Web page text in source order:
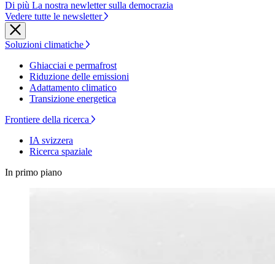
Di più La nostra newletter sulla democrazia
Vedere tutte le newsletter
Soluzioni climatiche
Ghiacciai e permafrost
Riduzione delle emissioni
Adattamento climatico
Transizione energetica
Frontiere della ricerca
IA svizzera
Ricerca spaziale
In primo piano